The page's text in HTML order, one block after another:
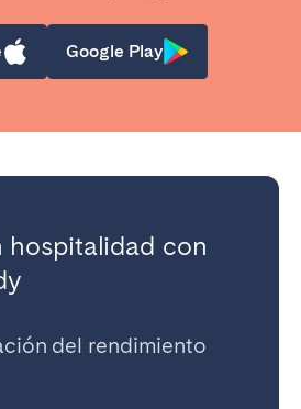
Google Play
hospitalidad con
del rendimiento